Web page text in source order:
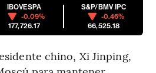
IBOVESPA
-0.09%
177,726.17
S&P/BMV IPC
-0.46%
66,525.18
chino, Xi Jinping,